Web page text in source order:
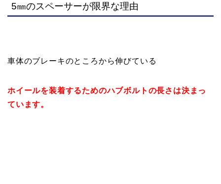
5㎜のスペーサーが限界な理由
車体のブレーキのところから伸びている
ホイールを装着するためのハブボルトの長さは決まっ
ています。